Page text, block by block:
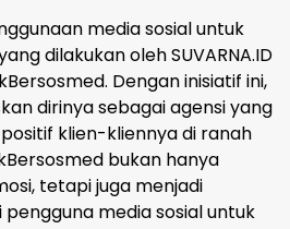
media sosial untuk
dilakukan oleh SUVARNA.ID
Dengan inisiatif ini,
dirinya sebagai agensi yang
klien-kliennya di ranah
bukan hanya
tetapi juga menjadi
media sosial untuk